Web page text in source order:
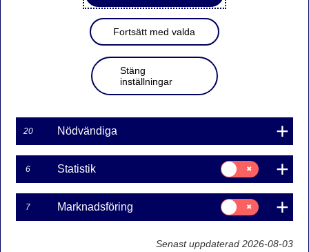
ECB godkänner Nordeas
ansökan om aktieåterköp
Regulatoriskt pressmeddelande | 2022-07-08 13:30
Börsmeddelande – Övrig information som ska lämnas
enligt börsens regler
8 juli 2022, kl. 14:30 EET
Nordea har erhållit godkännande från Europeiska
centralbanken (ECB) avseende ytterligare återköp
av aktier till ett värde av 1,5
upp till ett värde av 1,5 md euro har godkänts av ECB.
Fortsätt med valda
Stäng
inställningar
20 Nödvändiga
6 Statistik
Samtycke
för:
Statistik
7 Marknadsföring
Samtycke
för:
Marknadsföring
Senast uppdaterad 2026-08-03